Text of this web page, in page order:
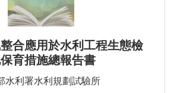
合應用於水利工程生態檢
育措施總報告書
水利署水利規劃試驗所